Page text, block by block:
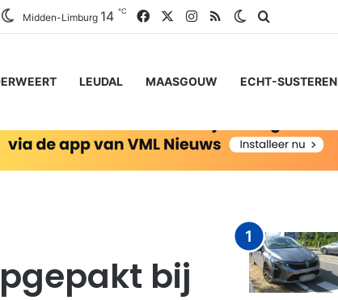
Midden-Limburg 14 ℃ FacebookInstagram
RSSSwitch skin
LEUDAL MAASGOUW ECHT-SUSTEREN
bij